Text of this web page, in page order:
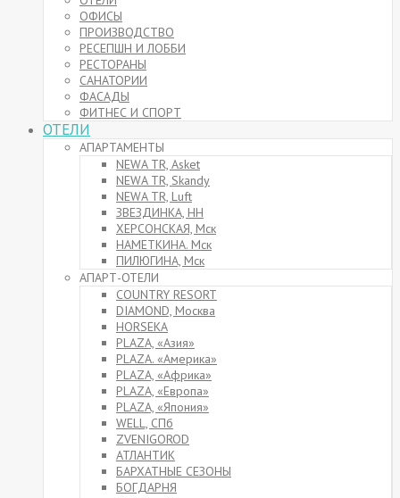
ОФИСЫ
ПРОИЗВОДСТВО
РЕСЕПШН И ЛОББИ
РЕСТОРАНЫ
САНАТОРИИ
ФАСАДЫ
ФИТНЕС И СПОРТ
ОТЕЛИ
АПАРТАМЕНТЫ
NEWA TR, Asket
NEWA TR, Skandy
NEWA TR, Luft
ЗВЕЗДИНКА, НН
ХЕРСОНСКАЯ, Мск
НАМЕТКИНА. Мск
ПИЛЮГИНА, Мск
АПАРТ-ОТЕЛИ
COUNTRY RESORT
DIAMOND, Москва
HORSEKA
PLAZA, «Азия»
PLAZA. «Америка»
PLAZA, «Африка»
PLAZA, «Европа»
PLAZA, «Япония»
WELL, СПб
ZVENIGOROD
АТЛАНТИК
БАРХАТНЫЕ СЕЗОНЫ
БОГДАРНЯ